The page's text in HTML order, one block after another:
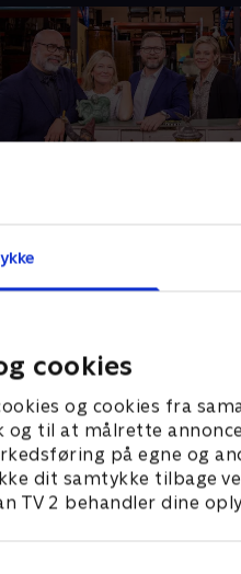
cookies
og cookies fra
og til at målrette
på egne og
dit samtykke tilbage
TV 2 behandler dine
af 'Krejlerkongen',
skal gætte priser på